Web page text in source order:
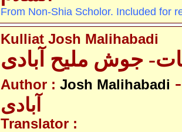
From Non-Shia Scholor. Included for
Kulliat Josh Malihabadi
جوش ملیح آبادی
Author : Josh Malihabadi
آبادی
Translator :